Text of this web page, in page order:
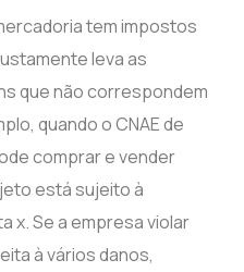
tem impostos
leva as
que não correspondem
quando o CNAE de
comprar e vender
está sujeito à
x. Se a empresa violar
à vários danos,